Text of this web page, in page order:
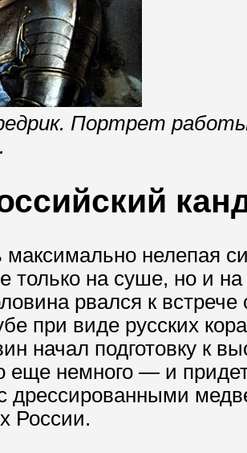
Портрет работы
нелепая
только на суше, но и
рвался к
при виде русских
начал подготовку к
еще немного — и
дрессированными
России.